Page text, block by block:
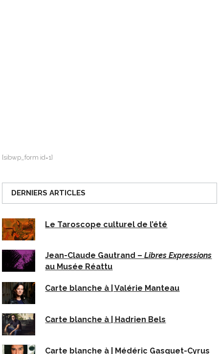
[sibwp_form id=1]
DERNIERS ARTICLES
Le Taroscope culturel de l’été
Jean-Claude Gautrand –Libres Expressions
au Musée Réattu
Carte blanche à | Valérie Manteau
Carte blanche à | Hadrien Bels
Carte blanche à | Médéric Gasquet-Cyrus